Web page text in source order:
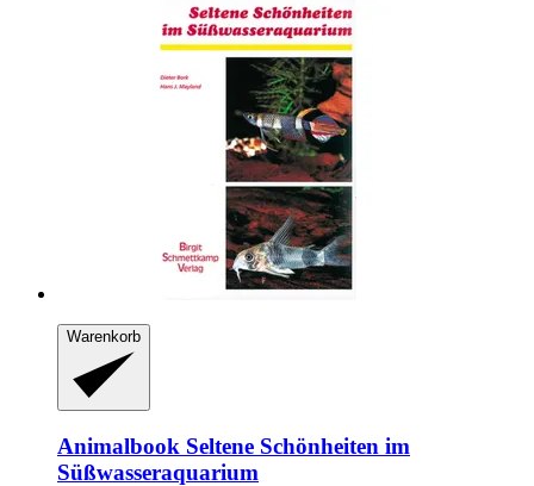
Warenkorb
Animalbook Seltene Schönheiten im
Süßwasseraquarium